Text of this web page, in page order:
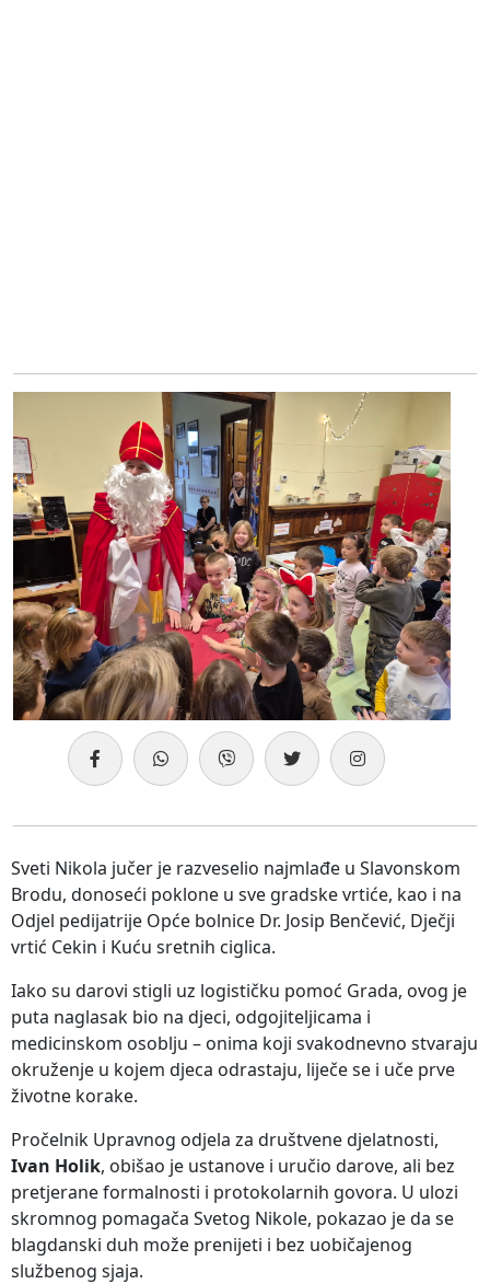
Sveti Nikola jučer je razveselio najmlađe u Slavonskom
Brodu, donoseći poklone u sve gradske vrtiće, kao i na
Odjel pedijatrije Opće bolnice Dr. Josip Benčević, Dječji
vrtić Cekin i Kuću sretnih ciglica.
Iako su darovi stigli uz logističku pomoć Grada, ovog je
puta naglasak bio na djeci, odgojiteljicama i
medicinskom osoblju – onima koji svakodnevno stvaraju
okruženje u kojem djeca odrastaju, liječe se i uče prve
životne korake.
Pročelnik Upravnog odjela za društvene djelatnosti,
Ivan Holik, obišao je ustanove i uručio darove, ali bez
pretjerane formalnosti i protokolarnih govora. U ulozi
skromnog pomagača Svetog Nikole, pokazao je da se
blagdanski duh može prenijeti i bez uobičajenog
službenog sjaja.